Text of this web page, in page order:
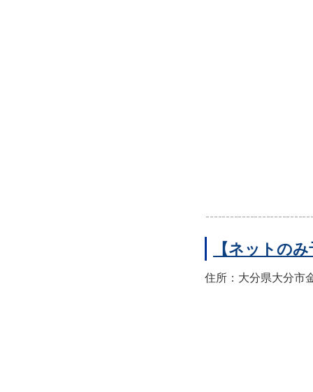
【ネットの
住所：大分県大分市